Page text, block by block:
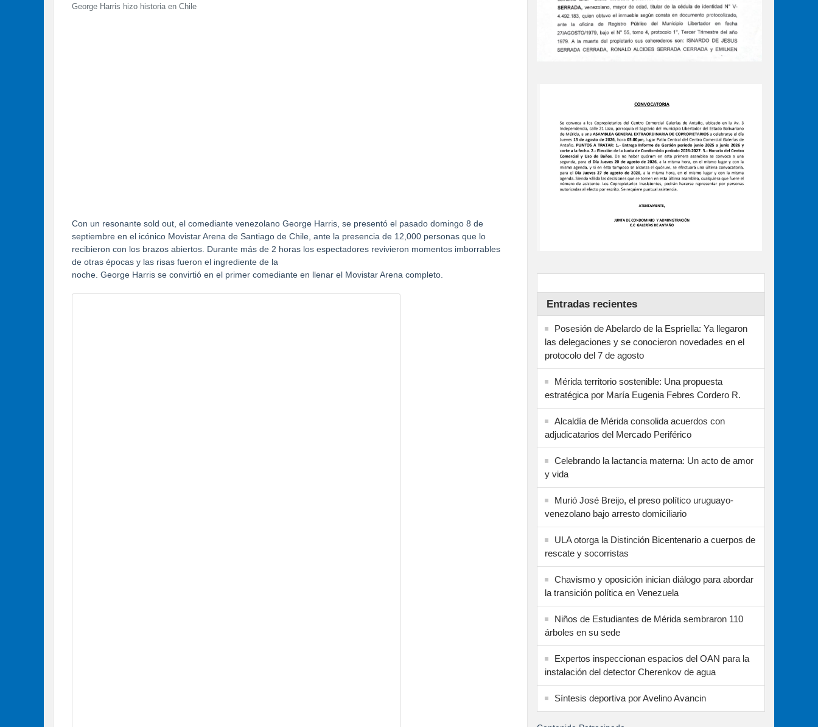
George Harris hizo historia en Chile
Con un resonante sold out, el comediante venezolano George Harris, se presentó el pasado domingo 8 de
septiembre en el icónico Movistar Arena de Santiago de Chile, ante la presencia de 12,000 personas que lo
recibieron con los brazos abiertos. Durante más de 2 horas los espectadores revivieron momentos imborrables
de otras épocas y las risas fueron el ingrediente de la
noche. George Harris se convirtió en el primer comediante en llenar el Movistar Arena completo.
Entradas recientes
Posesión de Abelardo de la Espriella: Ya llegaron
las delegaciones y se conocieron novedades en el
protocolo del 7 de agosto
Mérida territorio sostenible: Una propuesta
estratégica por María Eugenia Febres Cordero R.
Alcaldía de Mérida consolida acuerdos con
adjudicatarios del Mercado Periférico
Celebrando la lactancia materna: Un acto de amor
y vida
Murió José Breijo, el preso político uruguayo-
venezolano bajo arresto domiciliario
ULA otorga la Distinción Bicentenario a cuerpos de
rescate y socorristas
Chavismo y oposición inician diálogo para abordar
la transición política en Venezuela
Niños de Estudiantes de Mérida sembraron 110
árboles en su sede
Expertos inspeccionan espacios del OAN para la
instalación del detector Cherenkov de agua
Síntesis deportiva por Avelino Avancin